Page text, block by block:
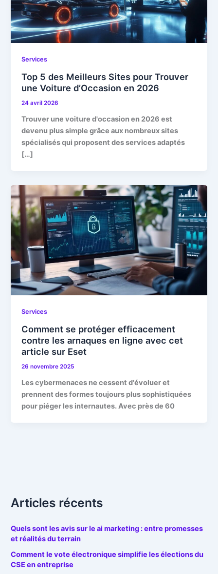
Services
Top 5 des Meilleurs Sites pour Trouver
une Voiture d’Occasion en 2026
24 avril 2026
Trouver une voiture d'occasion en 2026 est
devenu plus simple grâce aux nombreux sites
spécialisés qui proposent des services adaptés
[…]
Services
Comment se protéger efficacement
contre les arnaques en ligne avec cet
article sur Eset
26 novembre 2025
Les cybermenaces ne cessent d'évoluer et
prennent des formes toujours plus sophistiquées
pour piéger les internautes. Avec près de 60
Articles récents
Quels sont les avis sur le ai marketing : entre promesses
et réalités du terrain
Comment le vote électronique simplifie les élections du
CSE en entreprise